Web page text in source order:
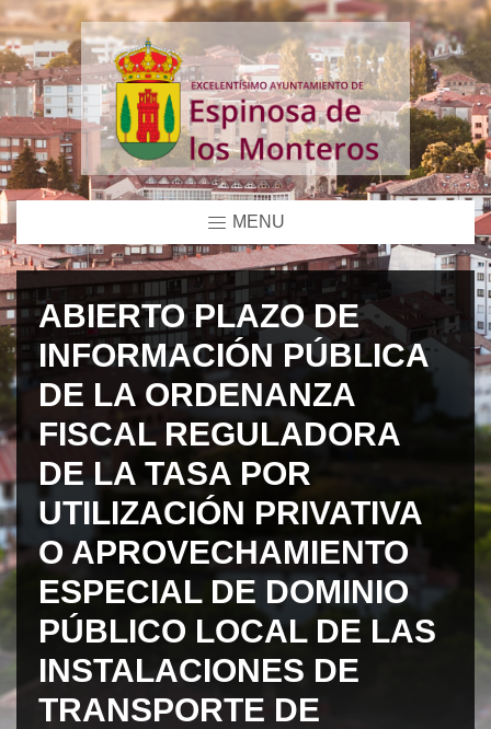
MENU
ABIERTO PLAZO DE
INFORMACIÓN PÚBLICA
DE LA ORDENANZA
FISCAL REGULADORA
DE LA TASA POR
UTILIZACIÓN PRIVATIVA
O APROVECHAMIENTO
ESPECIAL DE DOMINIO
PÚBLICO LOCAL DE LAS
INSTALACIONES DE
TRANSPORTE DE